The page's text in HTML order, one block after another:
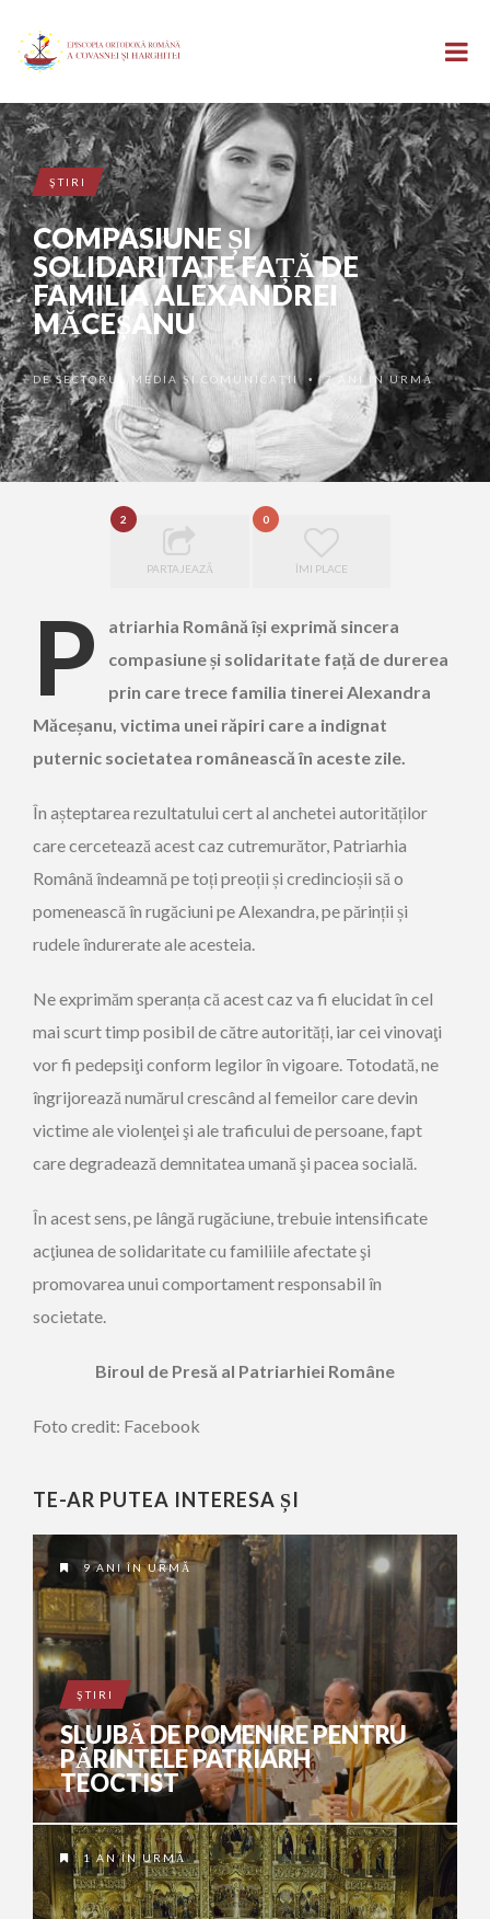
ŞTIRI
COMPASIUNE ȘI
SOLIDARITATE FAȚĂ DE
FAMILIA ALEXANDREI
MĂCEȘANU
DESECTORUL MEDIA ȘI COMUNICAȚII •7 ANI ÎN URMĂ
2
PARTAJEAZĂ
0
ÎMI PLACE
P
atriarhia Română își exprimă sincera
compasiune și solidaritate față de durerea
prin care trece familia tinerei Alexandra
Măceșanu, victima unei răpiri care a indignat
puternic societatea românească în aceste zile.
În așteptarea rezultatului cert al anchetei autorităților
care cercetează acest caz cutremurător, Patriarhia
Română îndeamnă pe toți preoții și credincioșii să o
pomenească în rugăciuni pe Alexandra, pe părinții și
rudele îndurerate ale acesteia.
Ne exprimăm speranța că acest caz va fi elucidat în cel
mai scurt timp posibil de către autorități, iar cei vinovaţi
vor fi pedepsiţi conform legilor în vigoare. Totodată, ne
îngrijorează numărul crescând al femeilor care devin
victime ale violenţei şi ale traficului de persoane, fapt
care degradează demnitatea umană şi pacea socială.
În acest sens, pe lângă rugăciune, trebuie intensificate
acţiunea de solidaritate cu familiile afectate şi
promovarea unui comportament responsabil în
societate.
Biroul de Presă al Patriarhiei Române
Foto credit: Facebook
TE-AR PUTEA INTERESA ȘI
9 ANI ÎN URMĂ
ŞTIRI
SLUJBĂ DE POMENIRE PENTRU
PĂRINTELE PATRIARH
TEOCTIST
1 AN ÎN URMĂ